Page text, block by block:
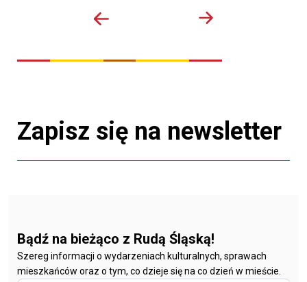
Zapisz się na newsletter
Bądź na bieżąco z Rudą Śląską!
Szereg informacji o wydarzeniach kulturalnych, sprawach
mieszkańców oraz o tym, co dzieje się na co dzień w mieście.